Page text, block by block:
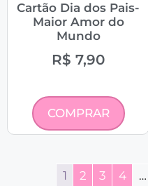
Cartão Dia dos Pais-
Maior Amor do
Mundo
R$ 7,90
COMPRAR
1 2 3 4 …